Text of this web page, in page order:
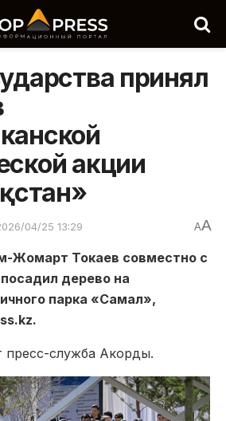
принял
акции
04/25 13:29 AA
Жомарт Токаев совместно с
дерево на
парка «Самал»,
пресс-служба Акорды.